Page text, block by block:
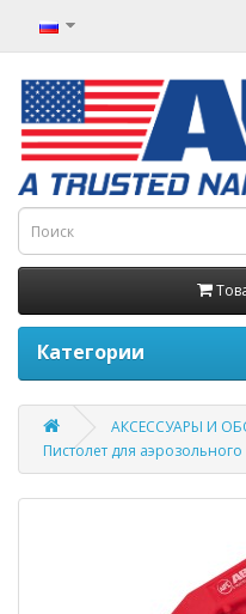
Категории
АКСЕССУАРЫ И
Пистолет для